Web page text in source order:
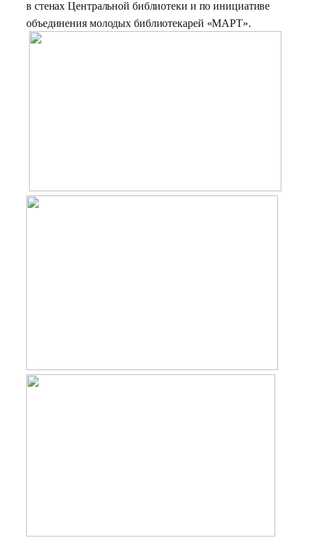
в стенах Центральной библиотеки и по инициативе
объединения молодых библиотекарей «МАРТ».